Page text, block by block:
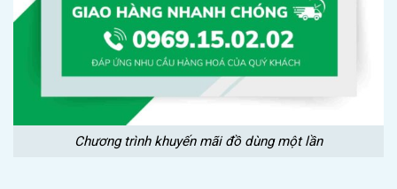
Chương trình khuyến mãi đồ dùng một lần